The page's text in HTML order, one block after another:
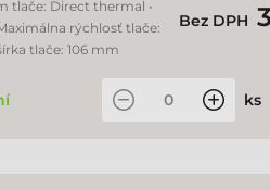
tlače: Direct thermal •
rýchlosť tlače:
tlače: 106 mm
Bez DPH
ks